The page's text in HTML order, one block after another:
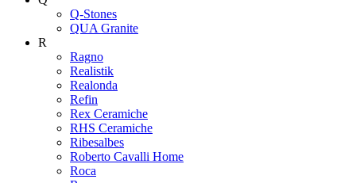
Q-Stones
QUA Granite
R
Ragno
Realistik
Realonda
Refin
Rex Ceramiche
RHS Ceramiche
Ribesalbes
Roberto Cavalli Home
Roca